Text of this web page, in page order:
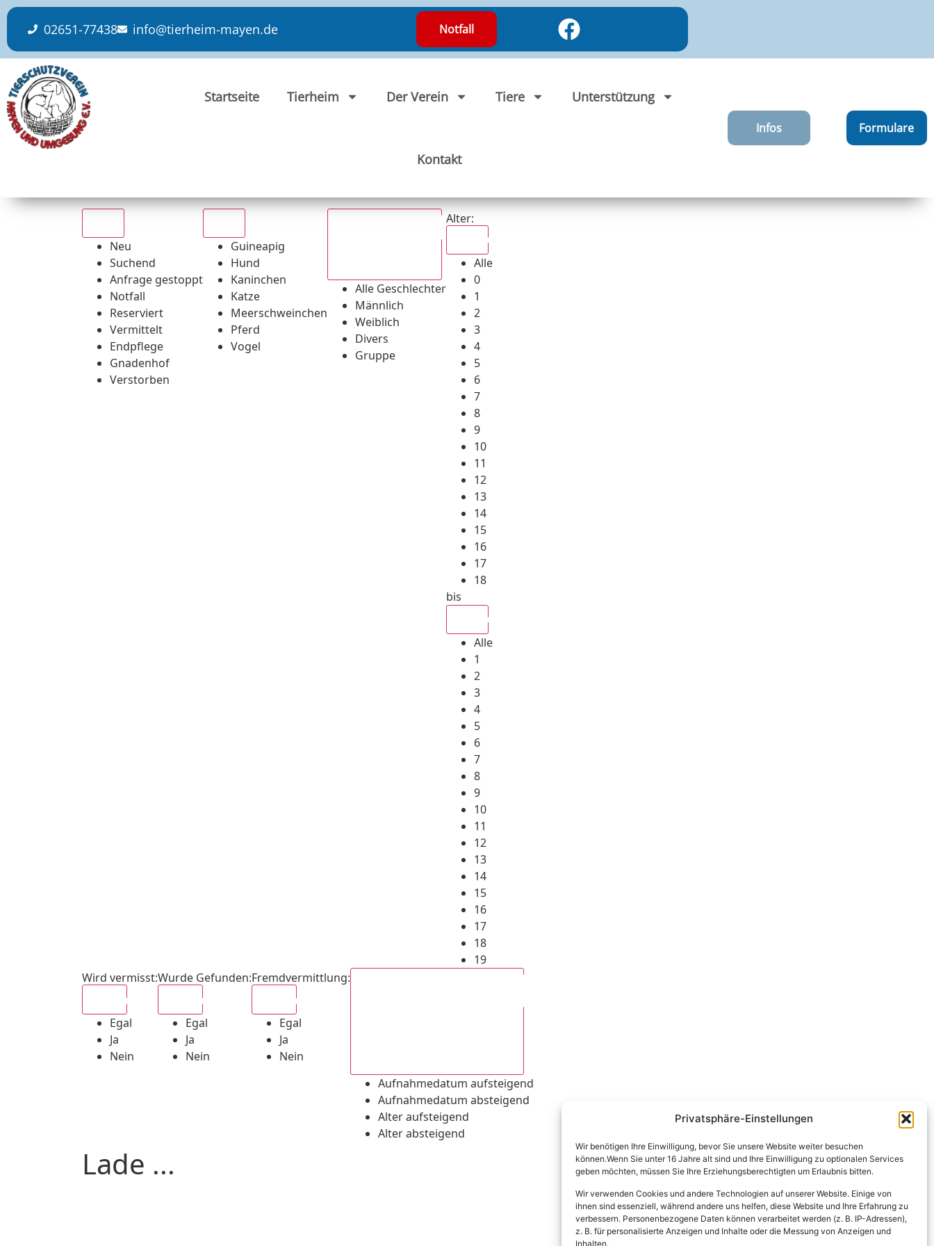
Privatsphäre-Einstellungen
Wir benötigen Ihre Einwilligung, bevor Sie unsere Website weiter besuchen
können.Wenn Sie unter 16 Jahre alt sind und Ihre Einwilligung zu optionalen Services
geben möchten, müssen Sie Ihre Erziehungsberechtigten um Erlaubnis bitten.
Wir verwenden Cookies und andere Technologien auf unserer Website. Einige von
ihnen sind essenziell, während andere uns helfen, diese Website und Ihre Erfahrung zu
verbessern. Personenbezogene Daten können verarbeitet werden (z. B. IP-Adressen),
z. B. für personalisierte Anzeigen und Inhalte oder die Messung von Anzeigen und
Inhalten.
content
02651-77438 info@tierheim-mayen.de Notfall
Startseite Tierheim Der Verein Tiere Unterstützung
Kontakt
Infos Formulare
Neu
Suchend
Anfrage gestoppt
Notfall
Reserviert
Vermittelt
Endpflege
Gnadenhof
Verstorben
Guineapig
Hund
Kaninchen
Katze
Meerschweinchen
Pferd
Vogel
Alle Geschlechter
Männlich
Weiblich
Divers
Gruppe
Alter:
Alle
0
1
2
3
4
5
6
7
8
9
10
11
12
13
14
15
16
17
18
bis
Alle
1
2
3
4
5
6
7
8
9
10
11
12
13
14
15
16
17
18
19
Wird vermisst:
Egal
Ja
Nein
Wurde Gefunden:
Egal
Ja
Nein
Fremdvermittlung:
Egal
Ja
Nein
Aufnahmedatum aufsteigend
Aufnahmedatum absteigend
Alter aufsteigend
Alter absteigend
Lade ...